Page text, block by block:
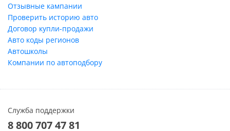
Отзывные кампании
Проверить историю авто
Договор купли-продажи
Авто коды регионов
Автошколы
Компании по автоподбору
Служба поддержки
8 800 707 47 81